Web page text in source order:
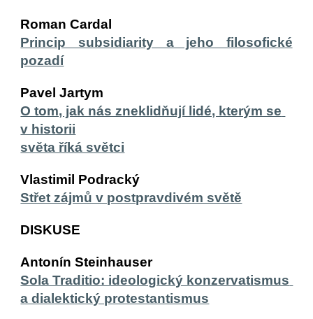
Roman Cardal
Princip subsidiarity a jeho filosofické
pozadí
Pavel Jartym
O tom, jak nás zneklidňují lidé, kterým se
v historii
světa říká světci
Vlastimil Podracký
Střet zájmů v postpravdivém světě
DISKUSE
Antonín Steinhauser
Sola Traditio: ideologický konzervatismus
a dialektický protestantismus